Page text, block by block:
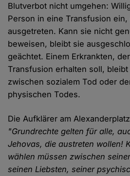
Blutverbot nicht umgehen:
Person in eine Transfusion
ausgetreten. Kann sie nicht
beweisen, bleibt sie
geächtet. Einem Erkrankten,
Transfusion erhalten soll,
zwischen sozialem Tod oder
physischen Todes.
Die Aufklärer am
"Grundrechte gelten für alle,
Jehovas, die austreten wollen!
wählen müssen zwischen
seinen Liebsten, seiner